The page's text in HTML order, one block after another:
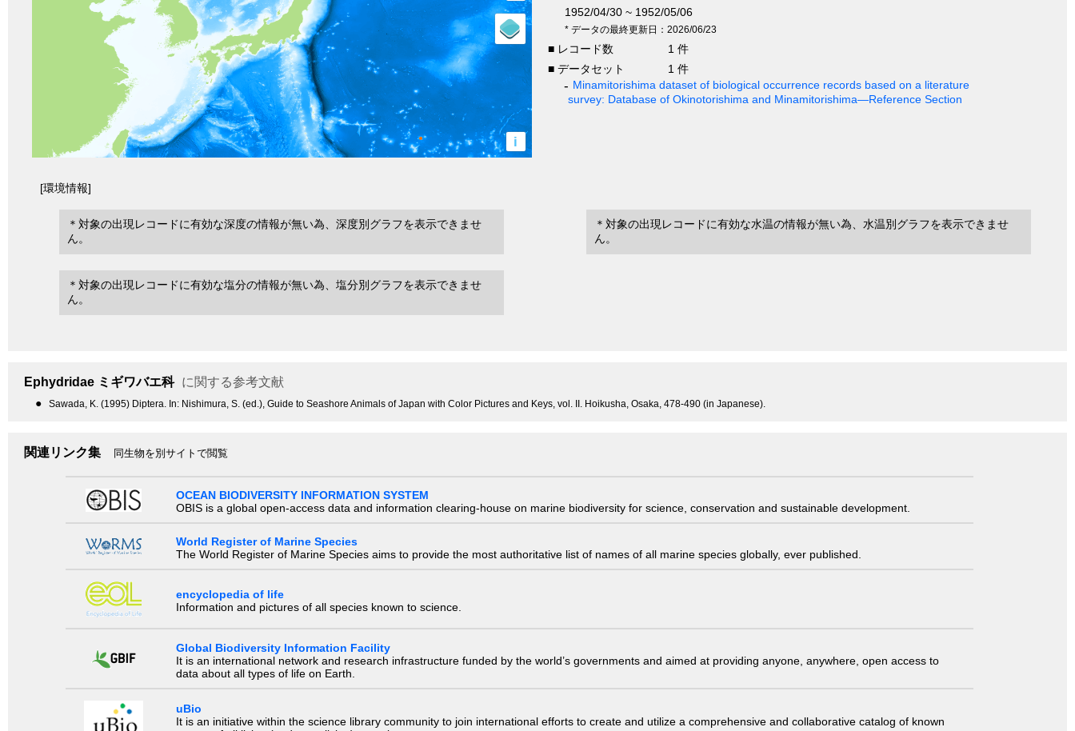
i
1952/04/30 ~ 1952/05/06
* データの最終更新日：2026/06/23
■ レコード数
1 件
■ データセット
1 件
Minamitorishima dataset of biological occurrence records based on a literature
survey: Database of Okinotorishima and Minamitorishima—Reference Section
[環境情報]
＊対象の出現レコードに有効な深度の情報が無い為、深度別グラフを表示できませ
ん。
＊対象の出現レコードに有効な水温の情報が無い為、水温別グラフを表示できませ
ん。
＊対象の出現レコードに有効な塩分の情報が無い為、塩分別グラフを表示できませ
ん。
Ephydridae ミギワバエ科 に関する参考文献
● Sawada, K. (1995) Diptera. In: Nishimura, S. (ed.), Guide to Seashore Animals of Japan with Color Pictures and Keys, vol. II. Hoikusha, Osaka, 478-490 (in Japanese).
関連リンク集 同生物を別サイトで閲覧
OCEAN BIODIVERSITY INFORMATION SYSTEM
OBIS is a global open-access data and information clearing-house on marine biodiversity for science, conservation and sustainable development.
World Register of Marine Species
The World Register of Marine Species aims to provide the most authoritative list of names of all marine species globally, ever published.
encyclopedia of life
Information and pictures of all species known to science.
Global Biodiversity Information Facility
It is an international network and research infrastructure funded by the world’s governments and aimed at providing anyone, anywhere, open access to
data about all types of life on Earth.
uBio
It is an initiative within the science library community to join international efforts to create and utilize a comprehensive and collaborative catalog of known